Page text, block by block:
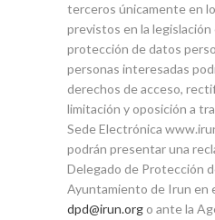
terceros únicamente en
previstos en la legislación
protección de datos
personas interesadas
derechos de acceso,
limitación y oposición a
Sede Electrónica
podrán presentar una
Delegado de Protección
Ayuntamiento de Irun en
dpd@irun.org o ante la